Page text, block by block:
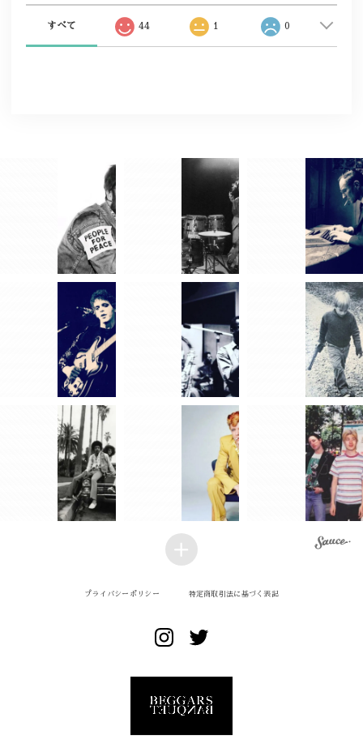
すべて 44 1 0
プライバシーポリシー 特定商取引法に基づく表記